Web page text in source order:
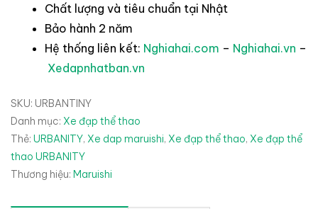
Chất lượng và tiêu chuẩn tại Nhật
Bảo hành 2 năm
Hệ thống liên kết: Nghiahai.com – Nghiahai.vn –
Xedapnhatban.vn
SKU: URBANTINY
Danh mục: Xe đạp thể thao
Thẻ: URBANITY, Xe dap maruishi, Xe đạp thể thao, Xe đạp thể
thao URBANITY
Thương hiệu: Maruishi